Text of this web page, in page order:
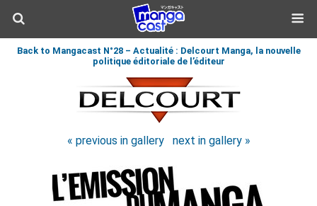
Back to Mangacast N°28 – Actualité : Delcourt Manga, la nouvelle
politique éditoriale de l’éditeur
« previous in gallery next in gallery »